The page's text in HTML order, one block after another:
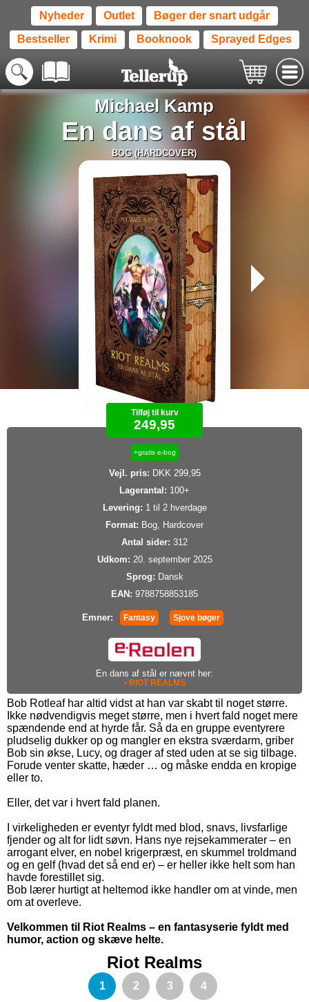
Nyheder Outlet Bøger der snart udgår
Bestseller Krimi Booknook Sprayed Edges
Michael Kamp
En dans af stål
BOG (HARDCOVER)
Tilføj til kurv
249,95
+gratis e-bog
Vejl. pris: DKK 299,95
Lagerantal: 100+
Levering: 1 til 2 hverdage
Format: Bog, Hardcover
Antal sider: 312
Udkom: 20. september 2025
Sprog: Dansk
EAN: 9788758853185
Emner: Fantasy Sjove bøger
En dans af stål er nævnt her:
• RIOT REALMS
Bob Rotleaf har altid vidst at han var skabt til noget større.
Ikke nødvendigvis meget større, men i hvert fald noget mere
spændende end at hyrde får. Så da en gruppe eventyrere
pludselig dukker op og mangler en ekstra sværdarm, griber
Bob sin økse, Lucy, og drager af sted uden at se sig tilbage.
Forude venter skatte, hæder … og måske endda en kropige
eller to.
Eller, det var i hvert fald planen.
I virkeligheden er eventyr fyldt med blod, snavs, livsfarlige
fjender og alt for lidt søvn. Hans nye rejsekammerater – en
arrogant elver, en nobel krigerpræst, en skummel troldmand
og en gelf (hvad det så end er) – er heller ikke helt som han
havde forestillet sig.
Bob lærer hurtigt at heltemod ikke handler om at vinde, men
om at overleve.
Velkommen til Riot Realms – en fantasyserie fyldt med
humor, action og skæve helte.
Riot Realms
1 2 3 4